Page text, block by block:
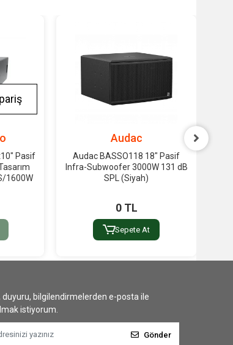
Pasif
1600W
Audac
Audac BASSO118 18" Pasif
Infra-Subwoofer 3000W 131 dB
SPL (Siyah)
0 TL
Sepete At
duyuru, bilgilendirmelerden e-posta ile
istiyorum.
Gönder